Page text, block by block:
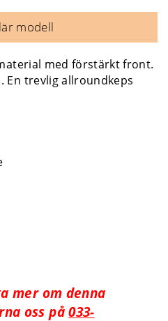
modell
med förstärkt front.
En trevlig allroundkeps
mer om denna
oss på033-